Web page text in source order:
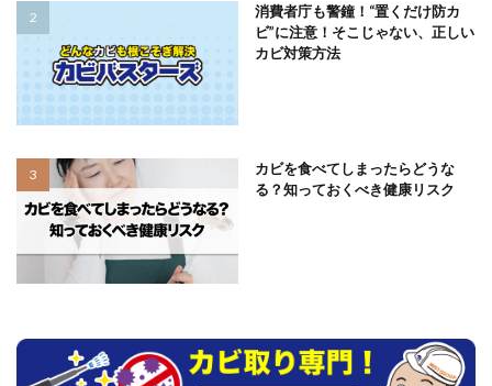
消費者庁も警鐘！“置くだけ防カ
ビ”に注意！そこじゃない、正しい
カビ対策方法
カビを食べてしまったらどうな
る？知っておくべき健康リスク